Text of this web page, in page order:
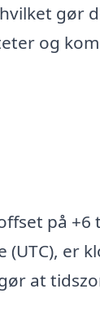
gør
og
på +6
er
at